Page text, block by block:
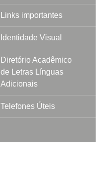
Links importantes
Identidade Visual
Diretório Acadêmico
de Letras Línguas
Adicionais
Telefones Úteis